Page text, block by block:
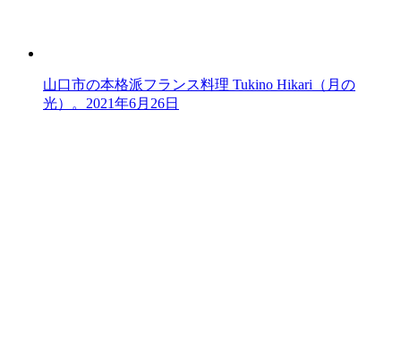
山口市の本格派フランス料理 Tukino Hikari（月の
光）。 2021年6月26日